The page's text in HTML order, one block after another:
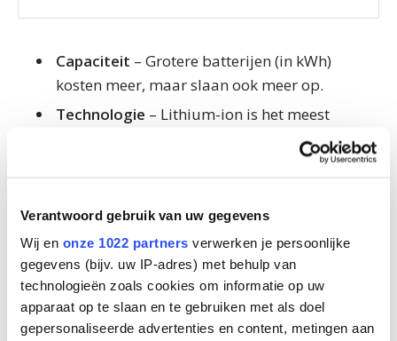
Verantwoord gebruik van uw gegevens
Wij en onze 1022 partners verwerken je persoonlijke
gegevens (bijv. uw IP-adres) met behulp van
technologieën zoals cookies om informatie op uw
apparaat op te slaan en te gebruiken met als doel
gepersonaliseerde advertenties en content, metingen aan
Capaciteit – Grotere batterijen (in kWh)
kosten meer, maar slaan ook meer op.
Technologie – Lithium-ion is het meest
gangbaar. Zoutwater is duurzaam, maar
die eerst aanschaffen.
Installatie – Denk aan arbeid, bekabeling en
meterkast-aanpassingen.
Richtprijzen inclusief installatie